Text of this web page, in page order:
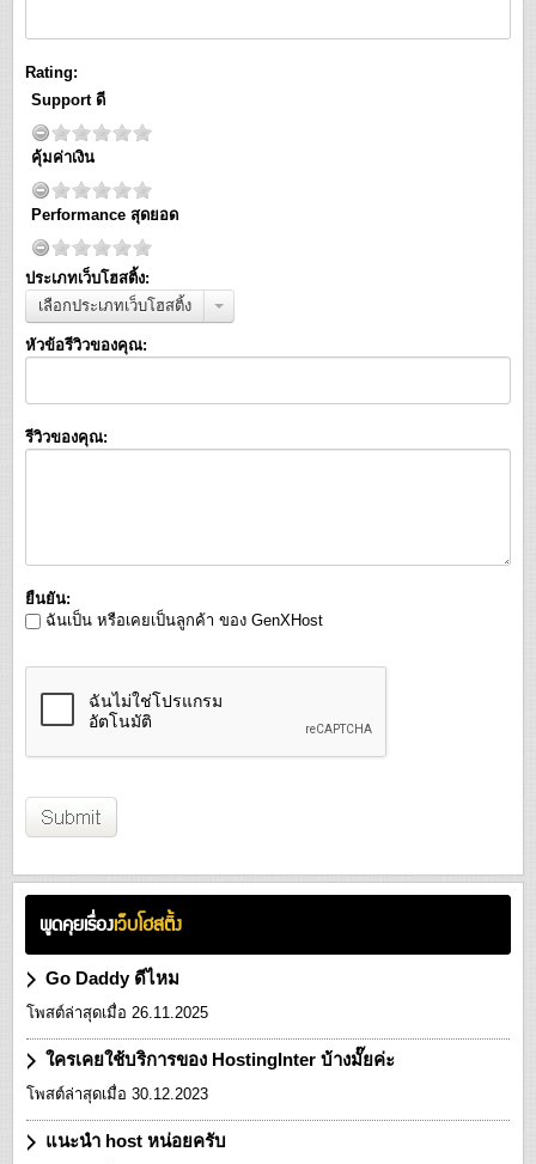
Rating:
Support ดี
คุ้มค่าเงิน
Performance สุดยอด
ประเภทเว็บโฮสติ้ง:
เลือกประเภทเว็บโฮสติ้ง
หัวข้อรีวิวของคุณ:
รีวิวของคุณ:
ยืนยัน:
ฉันเป็น หรือเคยเป็นลูกค้า ของ GenXHost
พูดคุยเรื่องเว็บโฮสติ้ง
Go Daddy ดีไหม
โพสต์ล่าสุดเมื่อ 26.11.2025
ใครเคยใช้บริการของ HostingInter บ้างมั๊ยค่ะ
โพสต์ล่าสุดเมื่อ 30.12.2023
แนะนำ host หน่อยครับ